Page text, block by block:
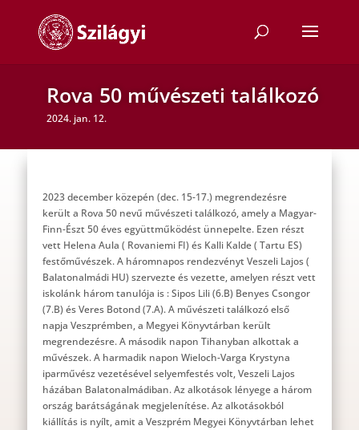
Rova 50 művészeti találkozó
2024. jan. 12.
2023 december közepén (dec. 15-17.) megrendezésre
került a Rova 50 nevű művészeti találkozó, amely a Magyar-
Finn-Észt 50 éves együttműködést ünnepelte. Ezen részt
vett Helena Aula ( Rovaniemi FI) és Kalli Kalde ( Tartu ES)
festőművészek. A háromnapos rendezvényt Veszeli Lajos (
Balatonalmádi HU) szervezte és vezette, amelyen részt vett
iskolánk három tanulója is : Sipos Lili (6.B) Benyes Csongor
(7.B) és Veres Botond (7.A). A művészeti találkozó első
napja Veszprémben, a Megyei Könyvtárban került
megrendezésre. A második napon Tihanyban alkottak a
művészek. A harmadik napon Wieloch-Varga Krystyna
iparművész vezetésével selyemfestés volt, Veszeli Lajos
házában Balatonalmádiban. Az alkotások lényege a három
ország barátságának megjelenítése. Az alkotásokból
kiállítás is nyílt, amit a Veszprém Megyei Könyvtárban lehet